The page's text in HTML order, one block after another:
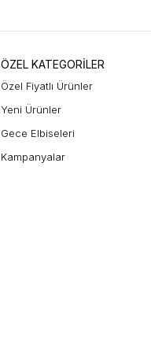
ÖZEL KATEGORİLER
Özel Fiyatlı Ürünler
Yeni Ürünler
Gece Elbiseleri
Kampanyalar